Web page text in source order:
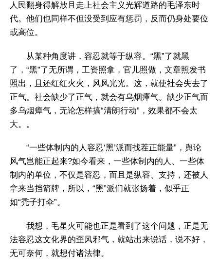
人民翻身得解放且走上社会主义光辉道路的毛泽东时
代。他们也同样不但没受到应有惩罚，反而仍身处要位
或高位。
从某种角度讲，容忍就等于纵容。“黑”了就黑
了，“黑”了无所谓，工资照拿，官儿照做，文章照发书
照出，且还红红火火，风风光光。这，就使社会失去了
正气。社会缺少了正气，就会有乌烟瘴气。缺少正气而
多乌烟瘴气，无论怎样搞“清朗行动”，效果都不会太
大。。
“一些体制内的人容忍‘黑’派而找茬正能量”，舆论
风气岂能正起来?如今看来，一些体制内的人、一些体
制内的单位，不仅是容忍，而且是纵容、支持，还被人
拿来当挡箭牌，所以，“黑”派们就张扬着，似乎正
如“禿子打伞”。
我想，毛星火可能也正是看到了这个问题，正是无
法容忍这文化界的歪风邪气，就站出来说话，说不好，
无可奈何，就想付诸法律。